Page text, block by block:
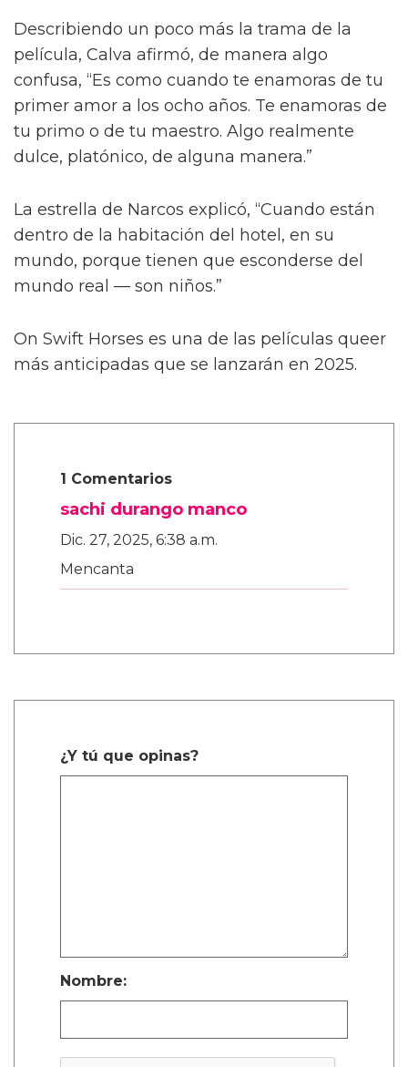
Describiendo un poco más la trama de la
película, Calva afirmó, de manera algo
confusa, “Es como cuando te enamoras de tu
primer amor a los ocho años. Te enamoras de
tu primo o de tu maestro. Algo realmente
dulce, platónico, de alguna manera.”
La estrella de Narcos explicó, “Cuando están
dentro de la habitación del hotel, en su
mundo, porque tienen que esconderse del
mundo real — son niños.”
On Swift Horses es una de las películas queer
más anticipadas que se lanzarán en 2025.
1 Comentarios
sachi durango manco
Dic. 27, 2025, 6:38 a.m.
Mencanta
¿Y tú que opinas?
Nombre: